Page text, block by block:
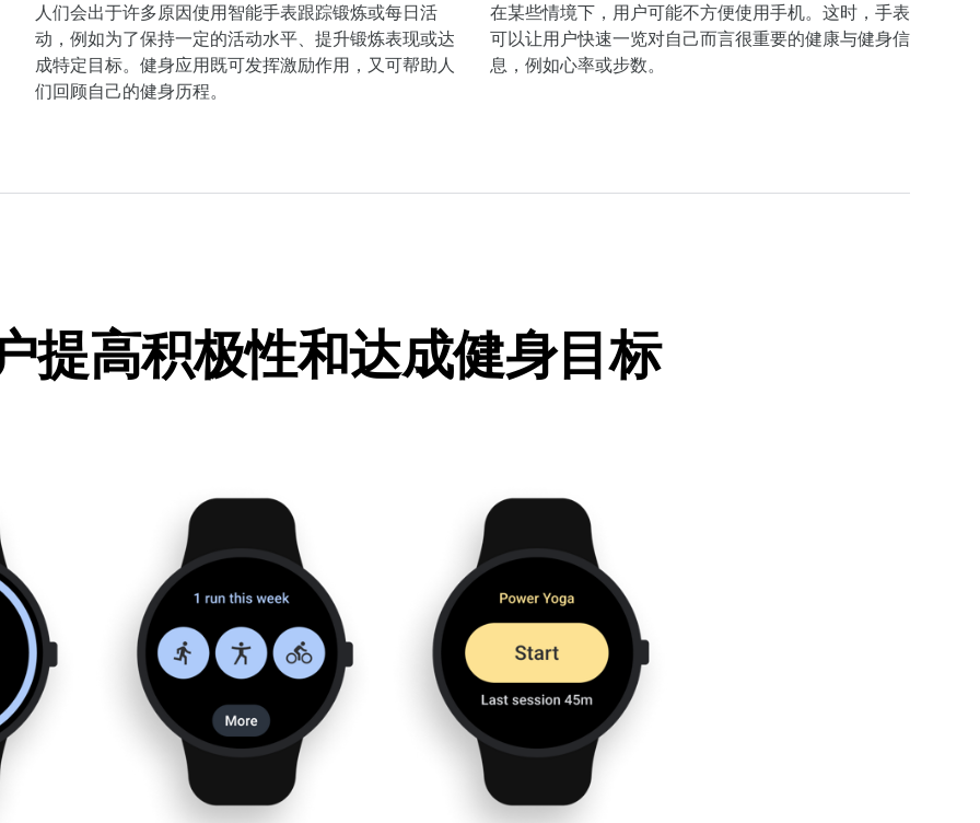
人们会出于许多原因使用智能手表跟踪锻炼或每日活
动，例如为了保持一定的活动水平、提升锻炼表现或达
成特定目标。健身应用既可发挥激励作用，又可帮助人
们回顾自己的健身历程。
在某些情境下，用户可能不方便使用手机。这时，手表
可以让用户快速一览对自己而言很重要的健康与健身信
息，例如心率或步数。
提高积极性和达成健身目标